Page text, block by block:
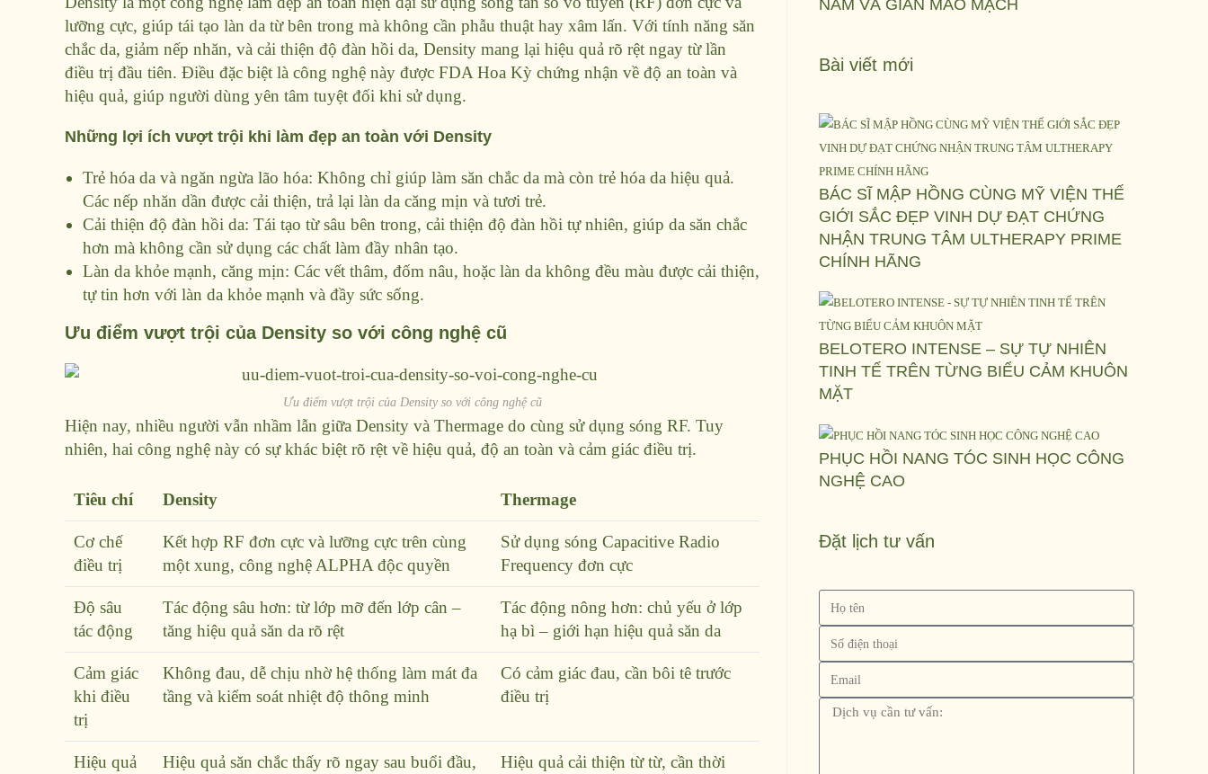
lưỡng cực, giúp tái tạo làn da từ bên trong mà không cần phẫu thuật hay xâm lấn. Với tính năng săn
chắc da, giảm nếp nhăn, và cải thiện độ đàn hồi da, Density mang lại hiệu quả rõ rệt ngay từ lần
điều trị đầu tiên. Điều đặc biệt là công nghệ này được FDA Hoa Kỳ chứng nhận về độ an toàn và
hiệu quả, giúp người dùng yên tâm tuyệt đối khi sử dụng.
Những lợi ích vượt trội khi làm đẹp an toàn với Density
Trẻ hóa da và ngăn ngừa lão hóa: Không chỉ giúp làm săn chắc da mà còn trẻ hóa da hiệu quả.
Các nếp nhăn dần được cải thiện, trả lại làn da căng mịn và tươi trẻ.
Cải thiện độ đàn hồi da: Tái tạo từ sâu bên trong, cải thiện độ đàn hồi tự nhiên, giúp da săn chắc
hơn mà không cần sử dụng các chất làm đầy nhân tạo.
Làn da khỏe mạnh, căng mịn: Các vết thâm, đốm nâu, hoặc làn da không đều màu được cải thiện,
tự tin hơn với làn da khỏe mạnh và đầy sức sống.
Ưu điểm vượt trội của Density so với công nghệ cũ
Ưu điểm vượt trội của Density so với công nghệ cũ
Hiện nay, nhiều người vẫn nhầm lẫn giữa Density và Thermage do cùng sử dụng sóng RF. Tuy
nhiên, hai công nghệ này có sự khác biệt rõ rệt về hiệu quả, độ an toàn và cảm giác điều trị.
Tiêu chí Density Thermage
Cơ chế
điều trị
Kết hợp RF đơn cực và lưỡng cực trên cùng
một xung, công nghệ ALPHA độc quyền
Sử dụng sóng Capacitive Radio
Frequency đơn cực
Độ sâu
tác động
Tác động sâu hơn: từ lớp mỡ đến lớp cân –
tăng hiệu quả săn da rõ rệt
Tác động nông hơn: chủ yếu ở lớp
hạ bì – giới hạn hiệu quả săn da
Cảm giác
khi điều
trị
Không đau, dễ chịu nhờ hệ thống làm mát đa
tầng và kiểm soát nhiệt độ thông minh
Có cảm giác đau, cần bôi tê trước
điều trị
Hiệu quả
Hiệu quả săn chắc thấy rõ ngay sau buổi đầu,
Hiệu quả cải thiện từ từ, cần thời
NÁM VÀ GIÃN MAO MẠCH
Bài viết mới
BÁC SĨ MẬP HỒNG CÙNG MỸ VIỆN THẾ
GIỚI SẮC ĐẸP VINH DỰ ĐẠT CHỨNG
NHẬN TRUNG TÂM ULTHERAPY PRIME
CHÍNH HÃNG
BELOTERO INTENSE – SỰ TỰ NHIÊN
TINH TẾ TRÊN TỪNG BIỂU CẢM KHUÔN
MẶT
PHỤC HỒI NANG TÓC SINH HỌC CÔNG
NGHỆ CAO
Đặt lịch tư vấn